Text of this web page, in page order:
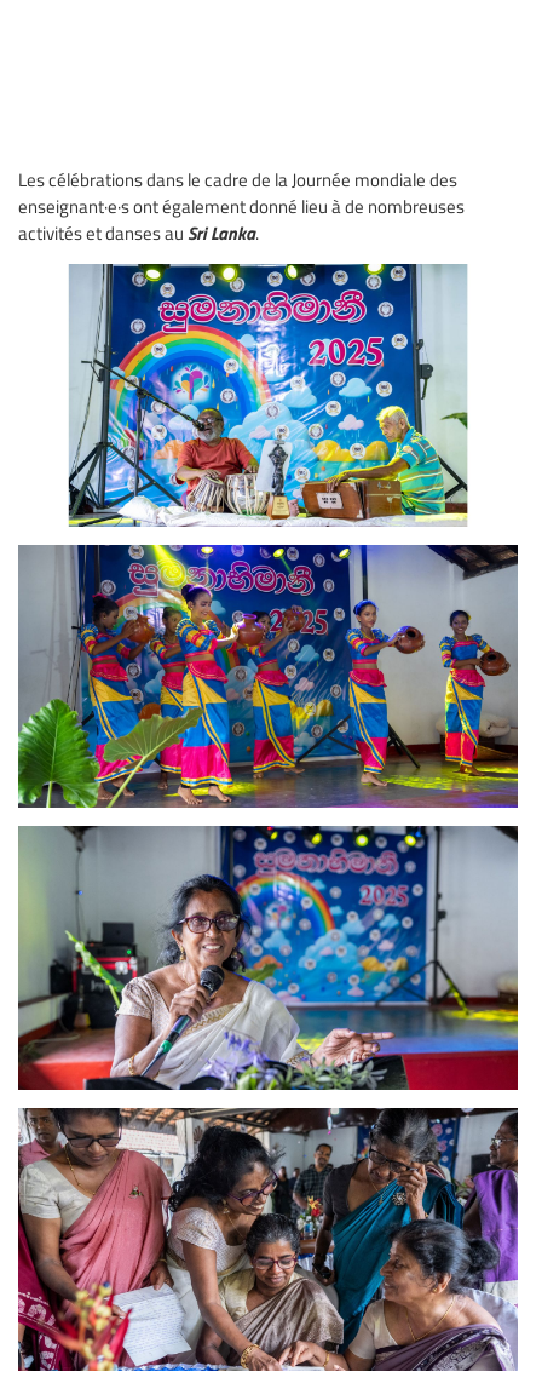
Les célébrations dans le cadre de la Journée mondiale des
enseignant·e·s ont également donné lieu à de nombreuses
activités et danses au Sri Lanka.